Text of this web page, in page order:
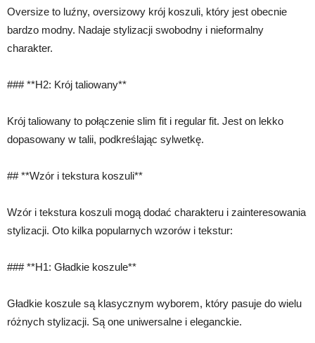
Oversize to luźny, oversizowy krój koszuli, który jest obecnie
bardzo modny. Nadaje stylizacji swobodny i nieformalny
charakter.
### **H2: Krój taliowany**
Krój taliowany to połączenie slim fit i regular fit. Jest on lekko
dopasowany w talii, podkreślając sylwetkę.
## **Wzór i tekstura koszuli**
Wzór i tekstura koszuli mogą dodać charakteru i zainteresowania
stylizacji. Oto kilka popularnych wzorów i tekstur:
### **H1: Gładkie koszule**
Gładkie koszule są klasycznym wyborem, który pasuje do wielu
różnych stylizacji. Są one uniwersalne i eleganckie.